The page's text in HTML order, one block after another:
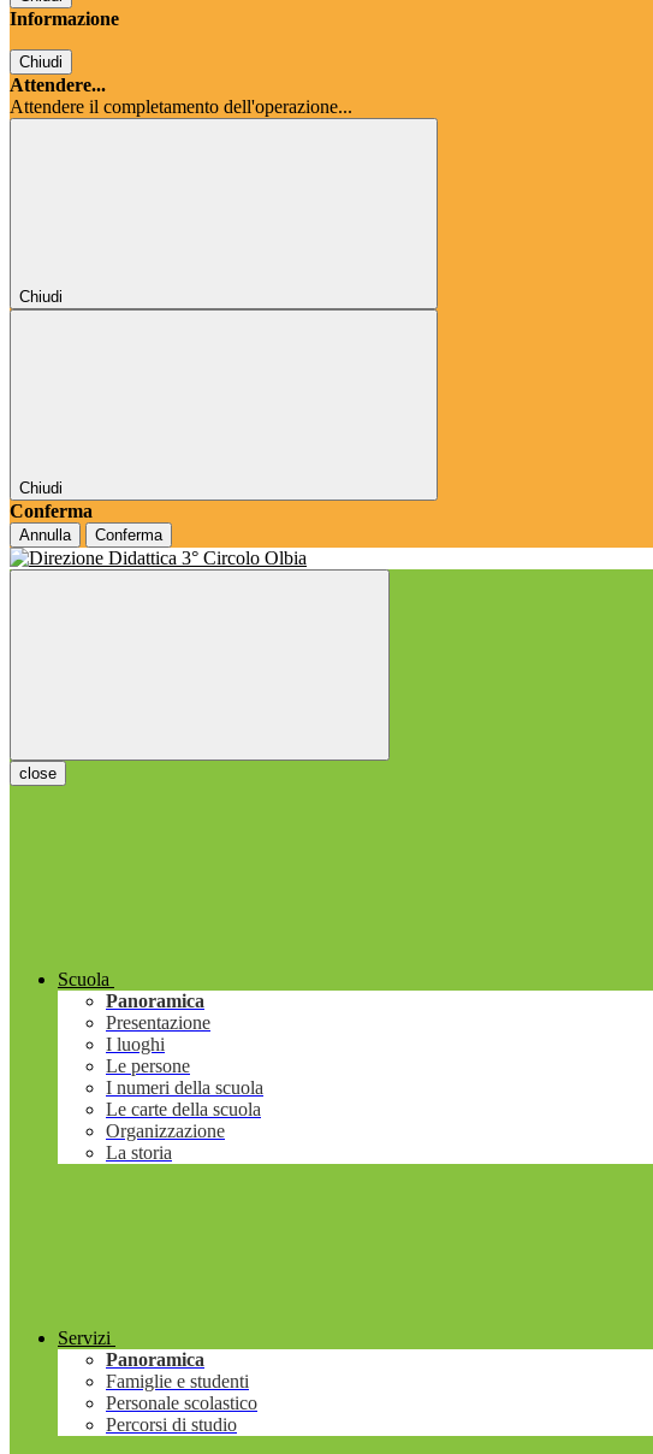
Informazione
Chiudi
Attendere...
Attendere il completamento dell'operazione...
Chiudi
Chiudi
Conferma
Annulla Conferma
close
Scuola
Panoramica
Presentazione
I luoghi
Le persone
I numeri della scuola
Le carte della scuola
Organizzazione
La storia
Servizi
Panoramica
Famiglie e studenti
Personale scolastico
Percorsi di studio